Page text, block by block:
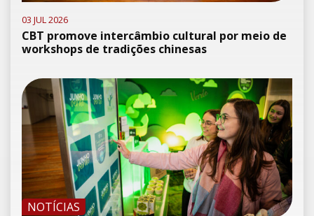
03 JUL 2026
CBT promove intercâmbio cultural por meio de
workshops de tradições chinesas
NOTÍCIAS